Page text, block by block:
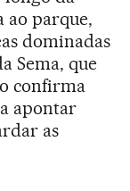
ao parque,
dominadas
Sema, que
confirma
apontar
as